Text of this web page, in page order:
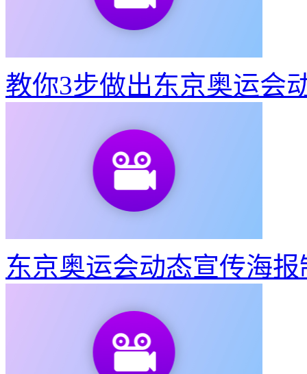
教你3步做出东京奥运会
东京奥运会动态宣传海